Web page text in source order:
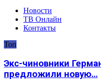
Новости
ТВ Онлайн
Контакты
Топ
Экс-чиновники
предложили новую…